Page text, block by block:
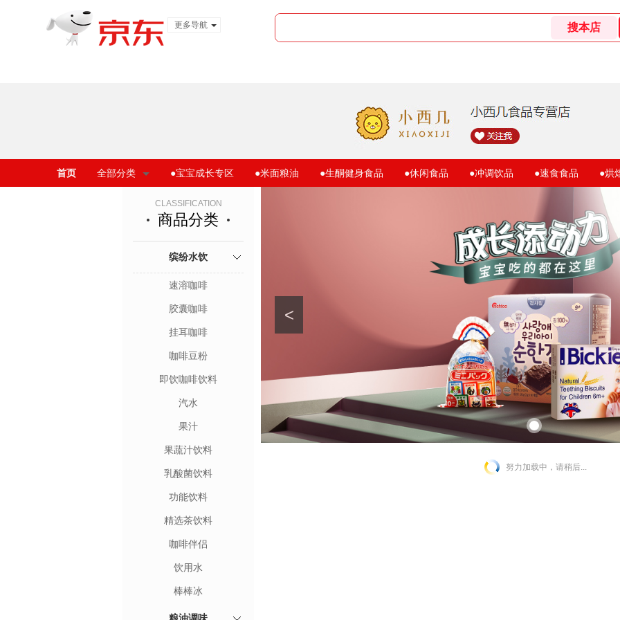
更多导航
首页 全部分类 ●宝宝成长专区 ●米面粮油 ●生酮健身食品 ●休闲食品 ●冲调饮品 ●速食食品 ●烘
CLASSIFICATION
商品分类
缤纷水饮
速溶咖啡
胶囊咖啡
挂耳咖啡
咖啡豆粉
即饮咖啡饮料
汽水
果汁
果蔬汁饮料
乳酸菌饮料
功能饮料
精选茶饮料
咖啡伴侣
饮用水
棒棒冰
<
努力加载中，请稍后...